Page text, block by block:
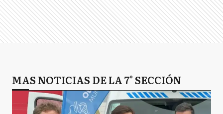
MAS NOTICIAS DE LA 7° SECCIÓN